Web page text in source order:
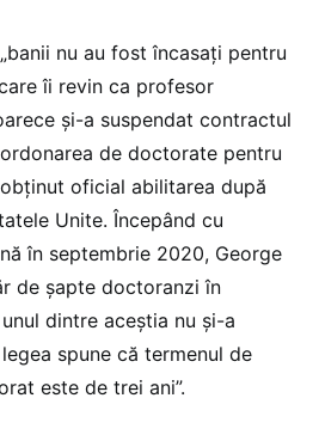
nu au fost încasați pentru
îi revin ca profesor
și-a suspendat contractul
de doctorate pentru
oficial abilitarea după
Unite. Începând cu
în septembrie 2020, George
de șapte doctoranzi în
dintre aceștia nu și-a
spune că termenul de
este de trei ani”.